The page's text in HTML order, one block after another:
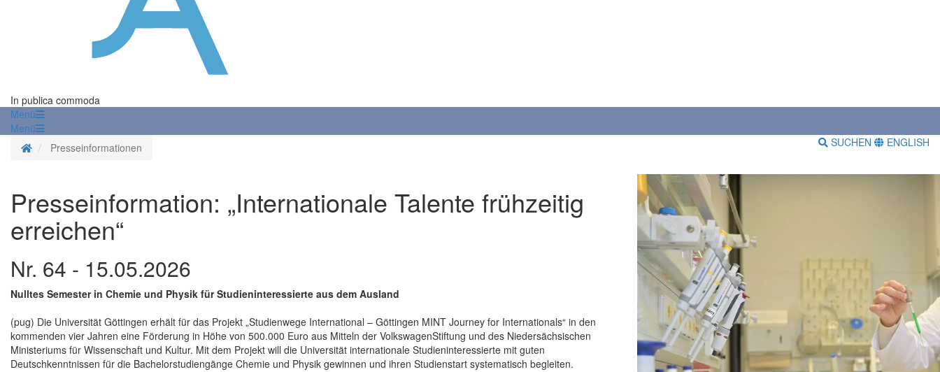
In publica commoda
Menü
Menü
StartseitePresseinformationen SUCHEN ENGLISH
Presseinformation: „Internationale Talente frühzeitig
erreichen“
Nr. 64 - 15.05.2026
Nulltes Semester in Chemie und Physik für Studieninteressierte aus dem Ausland
(pug) Die Universität Göttingen erhält für das Projekt „Studienwege International – Göttingen MINT Journey for Internationals“ in den
kommenden vier Jahren eine Förderung in Höhe von 500.000 Euro aus Mitteln der VolkswagenStiftung und des Niedersächsischen
Ministeriums für Wissenschaft und Kultur. Mit dem Projekt will die Universität internationale Studieninteressierte mit guten
Deutschkenntnissen für die Bachelorstudiengänge Chemie und Physik gewinnen und ihren Studienstart systematisch begleiten.